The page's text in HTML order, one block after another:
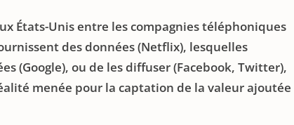
États-Unis entre les compagnies téléphoniques
des données (Netflix), lesquelles
(Google), ou de les diffuser (Facebook, Twitter),
menée pour la captation de la valeur ajoutée